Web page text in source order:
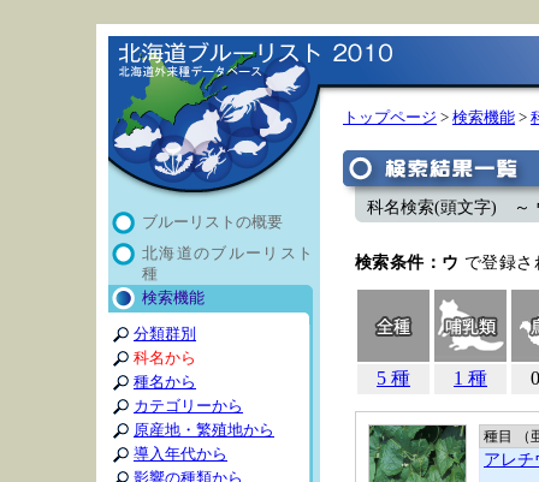
ブルーリストの概要
北海道のブルーリスト
種
検索機能
分類群別
科名から
種名から
カテゴリーから
原産地・繁殖地から
導入年代から
影響の種類から
トップページ > 検索機能 >
科名検索(頭文字) ～
検索条件：ウ で登録
5 種 1 種
種目 （
アレチ